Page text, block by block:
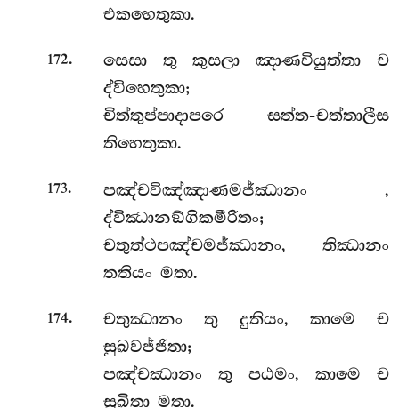
එකහෙතුකා.
172.
සෙසා තු කුසලා ඤාණවියුත්තා ච
ද්විහෙතුකා;
චිත්තුප්පාදාපරෙ සත්ත-චත්තාලීස
තිහෙතුකා.
173. පඤ්චවිඤ්ඤාණමජ්ඣානං ,
ද්විඣානඞ්ගිකමීරිතං;
චතුත්ථපඤ්චමජ්ඣානං, තිඣානං
තතියං මතා.
174.
චතුඣානං තු දුතියං, කාමෙ ච
සුඛවජ්ජිතා;
පඤ්චඣානං තු පඨමං, කාමෙ ච
සුඛිතා මතා.